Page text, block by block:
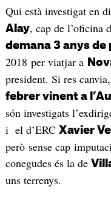
Qui està investigat en
Alay, cap de l’oficina
demana 3 anys de
2018 per viatjar a
president. Si res
febrer vinent a
són investigats
i el d’ERC Xavier
però sense cap
conegudes és la de
uns terrenys.